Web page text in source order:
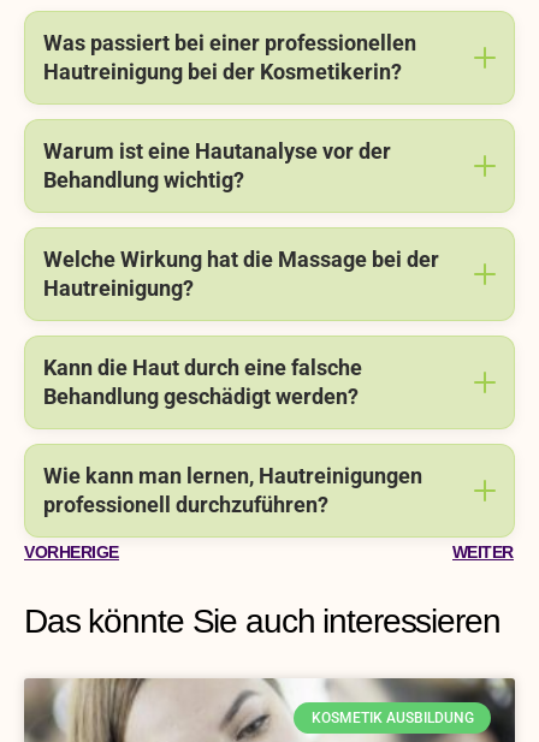
Was passiert bei einer professionellen
Hautreinigung bei der Kosmetikerin?
Warum ist eine Hautanalyse vor der
Behandlung wichtig?
Welche Wirkung hat die Massage bei der
Hautreinigung?
Kann die Haut durch eine falsche
Behandlung geschädigt werden?
Wie kann man lernen, Hautreinigungen
professionell durchzuführen?
VORHERIGE WEITER
Das könnte Sie auch interessieren
KOSMETIK AUSBILDUNG